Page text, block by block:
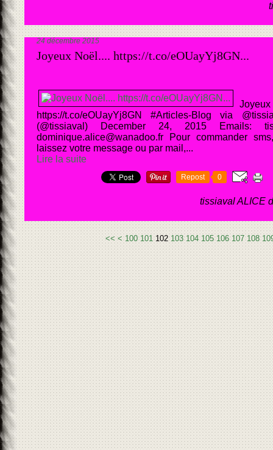
24 décembre 2015
Joyeux Noël.... https://t.co/eOUayYj8GN...
https://t.co/eOUayYj8GN #Articles-Blog via
(@tissiaval) December 24, 2015 Emails:
dominique.alice@wanadoo.fr Pour commander
laissez votre message ou par mail,...
Lire la suite
Repost 0
tissiaval ALICE
<< < 100 101 102 103 104 105 106 107 108